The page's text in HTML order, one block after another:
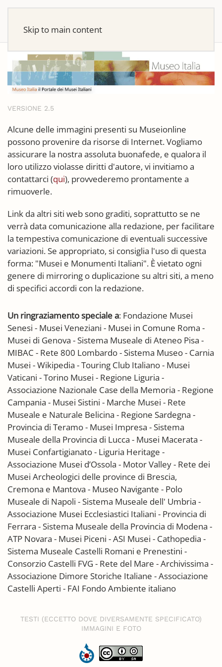
Skip to main content
VERSIONE 2.5
Alcune delle immagini presenti su Museionline
possono provenire da risorse di Internet. Vogliamo
assicurare la nostra assoluta buonafede, e qualora il
loro utilizzo violasse diritti d'autore, vi invitiamo a
contattarci (qui), provvederemo prontamente a
rimuoverle.
Link da altri siti web sono graditi, soprattutto se ne
verrà data comunicazione alla redazione, per facilitare
la tempestiva comunicazione di eventuali successive
variazioni. Se appropriato, si consiglia l'uso di questa
forma: "Musei e Monumenti Italiani". È vietato ogni
genere di mirroring o duplicazione su altri siti, a meno
di specifici accordi con la redazione.
Un ringraziamento speciale a: Fondazione Musei
Senesi - Musei Veneziani - Musei in Comune Roma -
Musei di Genova - Sistema Museale di Ateneo Pisa -
MIBAC - Rete 800 Lombardo - Sistema Museo - Carnia
Musei - Wikipedia - Touring Club Italiano - Musei
Vaticani - Torino Musei - Regione Liguria -
Associazione Nazionale Case della Memoria - Regione
Campania - Musei Sistini - Marche Musei - Rete
Museale e Naturale Belicina - Regione Sardegna -
Provincia di Teramo - Musei Impresa - Sistema
Museale della Provincia di Lucca - Musei Macerata -
Musei Confartigianato - Liguria Heritage -
Associazione Musei d’Ossola - Motor Valley - Rete dei
Musei Archeologici delle province di Brescia,
Cremona e Mantova - Museo Navigante - Polo
Museale di Napoli - Sistema Museale dell' Umbria -
Associazione Musei Ecclesiastici Italiani - Provincia di
Ferrara - Sistema Museale della Provincia di Modena -
ATP Novara - Musei Piceni - ASI Musei - Cathopedia -
Sistema Museale Castelli Romani e Prenestini -
Consorzio Castelli FVG - Rete del Mare - Archivissima -
Associazione Dimore Storiche Italiane -Associazione
Castelli Aperti - FAI Fondo Ambiente italiano
TESTI (ECCETTO DOVE DIVERSAMENTE SPECIFICATO)
IMMAGINI E FOTO